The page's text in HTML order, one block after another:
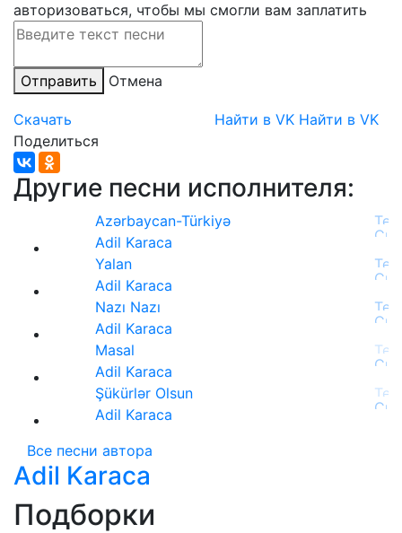
авторизоваться, чтобы мы смогли вам заплатить
Отправить Отмена
Скачать Найти в VK Найти в VK
Поделиться
Другие песни исполнителя:
Azərbaycan-Türkiyə
Adil Karaca
Yalan
Adil Karaca
Nazı Nazı
Adil Karaca
Masal
Adil Karaca
Şükürlər Olsun
Adil Karaca
Все песни автора
Adil Karaca
Подборки